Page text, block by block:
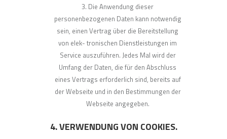
Die Anwendung dieser
personenbezogenen Daten kann notwendig
sein, einen Vertrag über die Bereitstellung
von elek- tronischen Dienstleistungen im
Service auszuführen. Jedes Mal wird der
Umfang der Daten, die für den Abschluss
eines Vertrags erforderlich sind, bereits auf
der Webseite und in den Bestimmungen der
Webseite angegeben.
4. VERWENDUNG VON COOKIES.